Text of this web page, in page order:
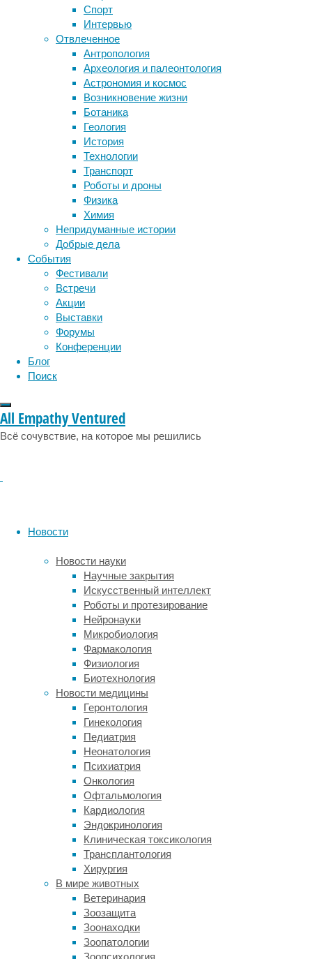
Спорт
Интервью
Отвлеченное
Антропология
Археология и палеонтология
Астрономия и космос
Возникновение жизни
Ботаника
Геология
История
Технологии
Транспорт
Роботы и дроны
Физика
Химия
Непридуманные истории
Добрые дела
События
Фестивали
Встречи
Акции
Выставки
Форумы
Конференции
Блог
Поиск
All Empathy Ventured
Всё сочувствие, на которое мы решились
Новости
Новости науки
Научные закрытия
Искусственный интеллект
Роботы и протезирование
Нейронауки
Микробиология
Фармакология
Физиология
Биотехнология
Новости медицины
Геронтология
Гинекология
Педиатрия
Неонатология
Психиатрия
Онкология
Офтальмология
Кардиология
Эндокринология
Клиническая токсикология
Трансплантология
Хирургия
В мире животных
Ветеринария
Зоозащита
Зоонаходки
Зоопатологии
Зоопсихология
пока
не
используется
широко,
так
как
нем
до
сих
пор
знают
не
многие
врачи,
а
пациенты
зачастую
не
имеют
к
нему
доступа.
В
British
Journal
of
они
результаты
13
исследований
когнитивно-
поведенческой
психотерапии
при
бессоннице.
В
некоторых
исследованиях
участники
также
принимали
снотворные
препараты.
«Существует
весьма
эффективное
лечение
бессонницы
без
приема
снотворных
препаратов.
Оно
Метки
ДНК бактерии биология
биотехнология вирусы
генетика дети
здоровье
инструменты и методы
исследования
лекарства медицина
мозг наука
нейробиология
нейрофизиология
поведение
сон социальные проблемы
физиология
эмоции